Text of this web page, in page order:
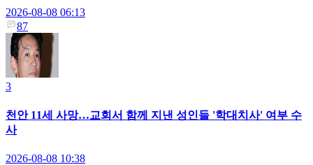
2026-08-08 06:13
87
3
천안 11세 사망…교회서 함께 지낸 성인들 '학대치사' 여부 수
사
2026-08-08 10:38